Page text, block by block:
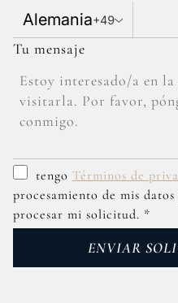
Alemania+49
Tu mensaje
tengo Términos de
procesamiento de mis
procesar mi solicitud. *
ENVIAR